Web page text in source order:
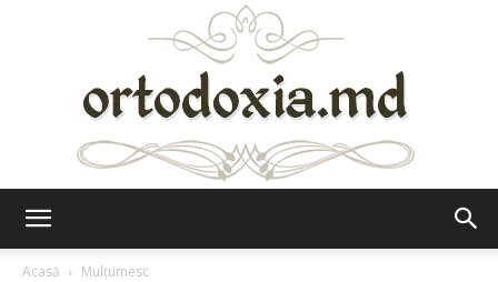
Acasă
Mulţumesc